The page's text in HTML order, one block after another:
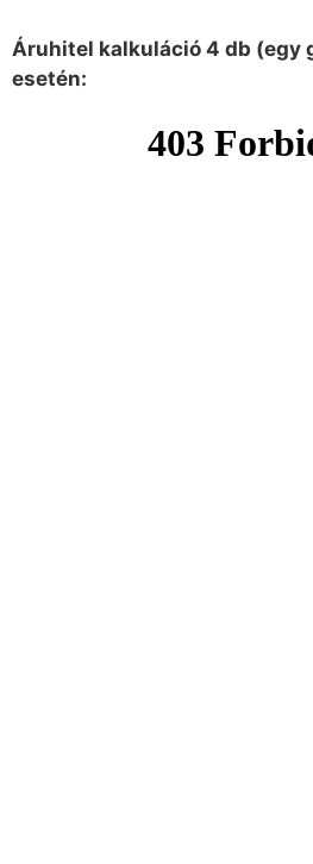
Áruhitel kalkuláció 4 db (egy
esetén: